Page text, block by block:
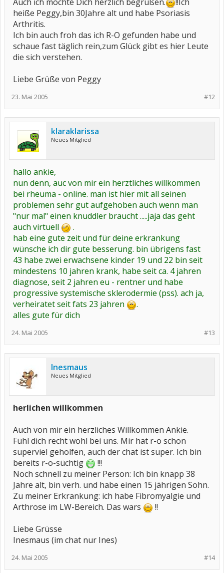
heiße Peggy,bin 30Jahre alt und habe Psoriasis
Arthritis.
Ich bin auch froh das ich R-O gefunden habe und
schaue fast täglich rein,zum Glück gibt es hier Leute
die sich verstehen.
Liebe Grüße von Peggy
#12
23. Mai 2005
klaraklarissa
Neues Mitglied
hallo ankie,
nun denn, auc von mir ein herztliches willkommen
bei rheuma - online. man ist hier mit all seinen
problemen sehr gut aufgehoben auch wenn man
"nur mal" einen knuddler braucht .....jaja das geht
auch virtuell
.
hab eine gute zeit und für deine erkrankung
wünsche ich dir gute besserung. bin übrigens fast
43 habe zwei erwachsene kinder 19 und 22 bin seit
mindestens 10 jahren krank, habe seit ca. 4 jahren
diagnose, seit 2 jahren eu - rentner und habe
progressive systemische sklerodermie (pss). ach ja,
verheiratet seit fats 23 jahren
.
alles gute für dich
#13
24. Mai 2005
Inesmaus
Neues Mitglied
herlichen willkommen
Auch von mir ein herzliches Willkommen Ankie.
Fühl dich recht wohl bei uns. Mir hat r-o schon
superviel geholfen, auch der chat ist super. Ich bin
bereits r-o-süchtig
!!!
Noch schnell zu meiner Person: Ich bin knapp 38
Jahre alt, bin verh. und habe einen 15 jährigen Sohn.
Zu meiner Erkrankung: ich habe Fibromyalgie und
Arthrose im LW-Bereich. Das wars
!!
Liebe Grüsse
Inesmaus (im chat nur Ines)
#14
24. Mai 2005